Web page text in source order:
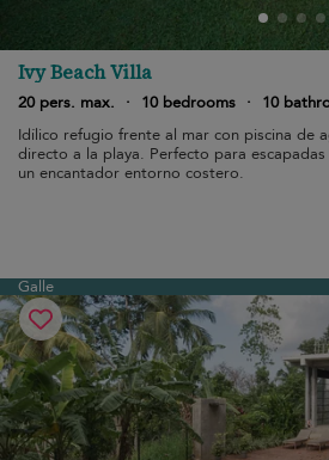
Ivy Beach Villa
20 pers. max.
· 10 bedrooms ·
10
Idílico refugio frente al mar con piscina de
directo a la playa. Perfecto para
un encantador entorno costero.
Galle